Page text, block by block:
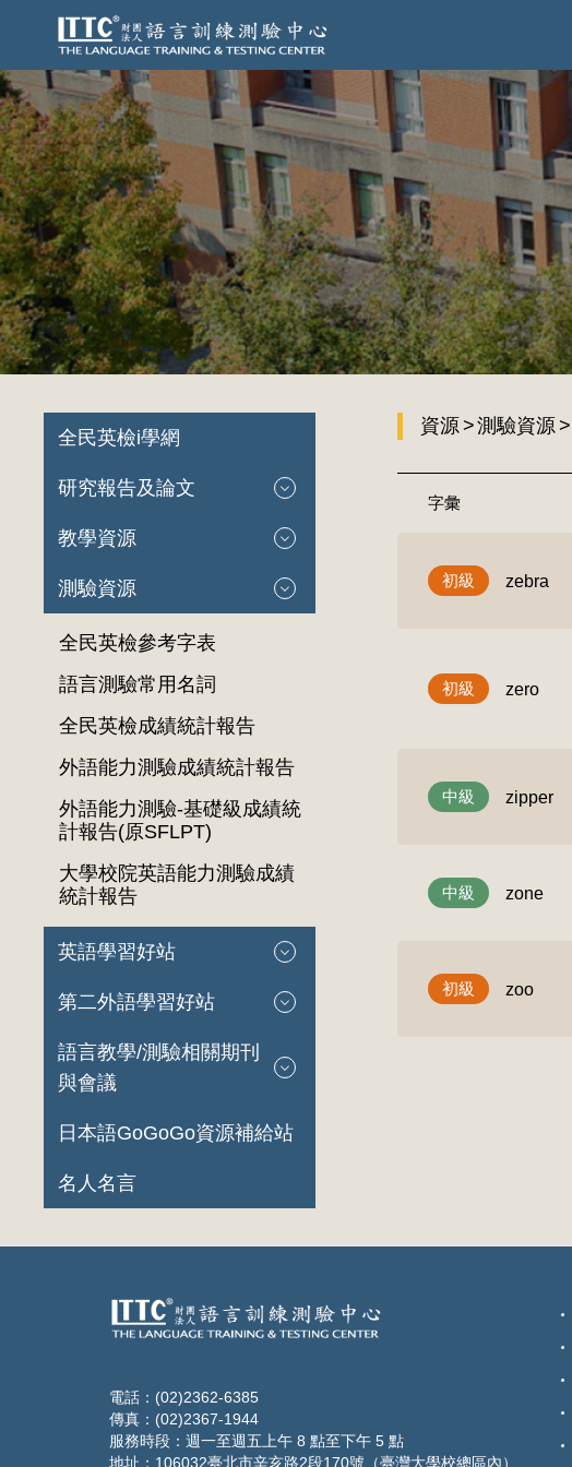
全民英檢i學網
研究報告及論文
教學資源
測驗資源
全民英檢參考字表
語言測驗常用名詞
全民英檢成績統計報告
外語能力測驗成績統計報告
外語能力測驗-基礎級成績統
計報告(原SFLPT)
大學校院英語能力測驗成績
統計報告
英語學習好站
第二外語學習好站
語言教學/測驗相關期刊
與會議
日本語GoGoGo資源補給站
名人名言
資源 測驗資源
字彙
初級 zebra
初級 zero
中級 zipper
中級 zone
初級 zoo
電話：(02)2362-6385
傳真：(02)2367-1944
服務時段：週一至週五上午 8 點至下午 5 點
地址：106032臺北市辛亥路2段170號（臺灣大學校總區內）